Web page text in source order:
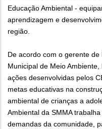
Educação Ambiental -
aprendizagem e
região.
De acordo com o gerente
Municipal de Meio
ações desenvolvidas pelos
metas educativas na
ambiental de crianças a
Ambiental da SMMA
demandas da comunidade,